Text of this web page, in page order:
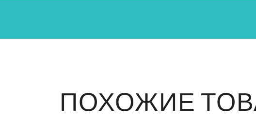
ПОХОЖИЕ